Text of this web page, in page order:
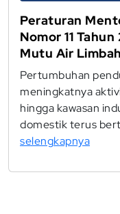
Peraturan
Nomor 11
Mutu Air
Pertumbuhan
meningkatnya
hingga kawasan
domestik terus
selengkapnya